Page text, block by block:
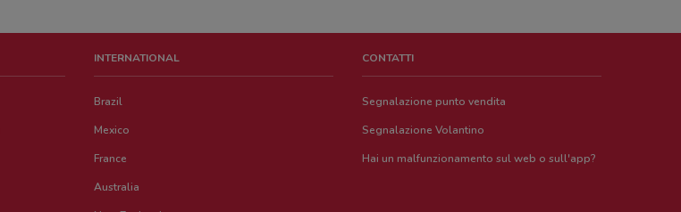
INTERNATIONAL
Brazil
Mexico
France
Australia
CONTATTI
Segnalazione punto vendita
Segnalazione Volantino
Hai un malfunzionamento sul web o sull'app?